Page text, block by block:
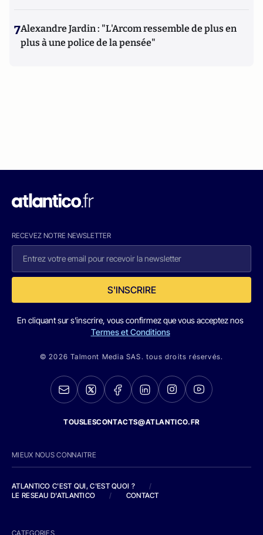
7Alexandre Jardin : "L'Arcom ressemble de plus en
plus à une police de la pensée"
RECEVEZ NOTRE NEWSLETTER
S'INSCRIRE
En cliquant sur s'inscrire, vous confirmez que vous acceptez nos
Termes et Conditions
© 2026 Talmont Media SAS. tous droits réservés.
TOUSLESCONTACTS@ATLANTICO.FR
MIEUX NOUS CONNAITRE
ATLANTICO C'EST QUI, C'EST QUOI ?
/
LE RESEAU D'ATLANTICO
/ CONTACT
CATEGORIES